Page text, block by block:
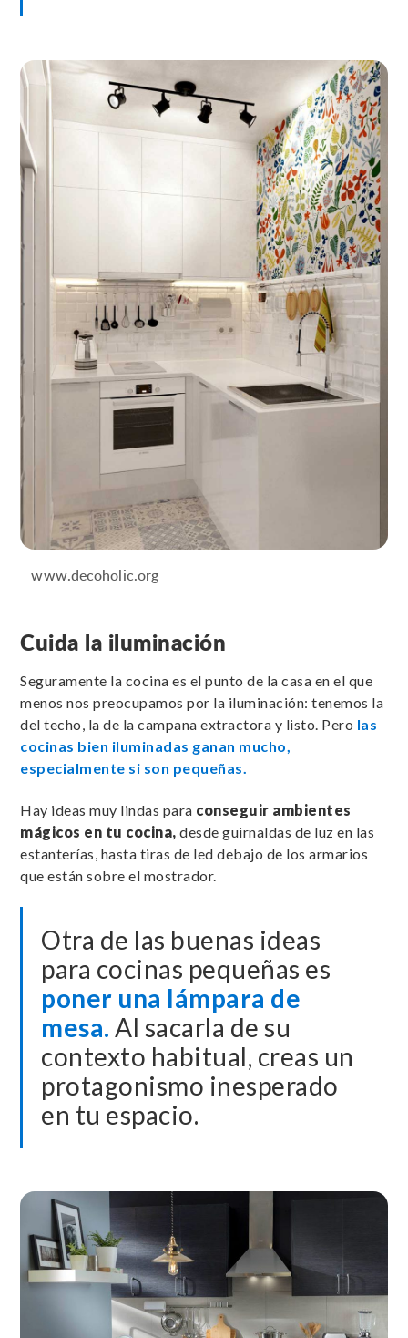
www.decoholic.org
Cuida la iluminación
Seguramente la cocina es el punto de la casa en el que
menos nos preocupamos por la iluminación: tenemos la
del techo, la de la campana extractora y listo. Pero las
cocinas bien iluminadas ganan mucho,
especialmente si son pequeñas.
Hay ideas muy lindas para conseguir ambientes
mágicos en tu cocina, desde guirnaldas de luz en las
estanterías, hasta tiras de led debajo de los armarios
que están sobre el mostrador.
Otra de las buenas ideas
para cocinas pequeñas es
poner una lámpara de
mesa.Al sacarla de su
contexto habitual, creas un
protagonismo inesperado
en tu espacio.